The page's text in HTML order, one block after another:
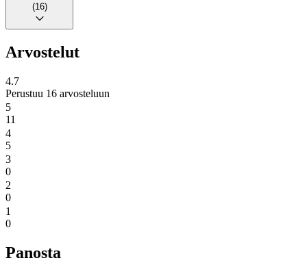
(16)
Arvostelut
4.7
Perustuu 16 arvosteluun
5
11
4
5
3
0
2
0
1
0
Panosta